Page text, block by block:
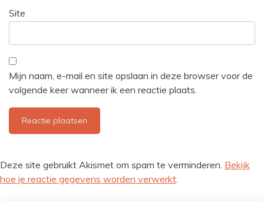
Site
Mijn naam, e-mail en site opslaan in deze browser voor de
volgende keer wanneer ik een reactie plaats.
Deze site gebruikt Akismet om spam te verminderen. Bekijk
hoe je reactie gegevens worden verwerkt